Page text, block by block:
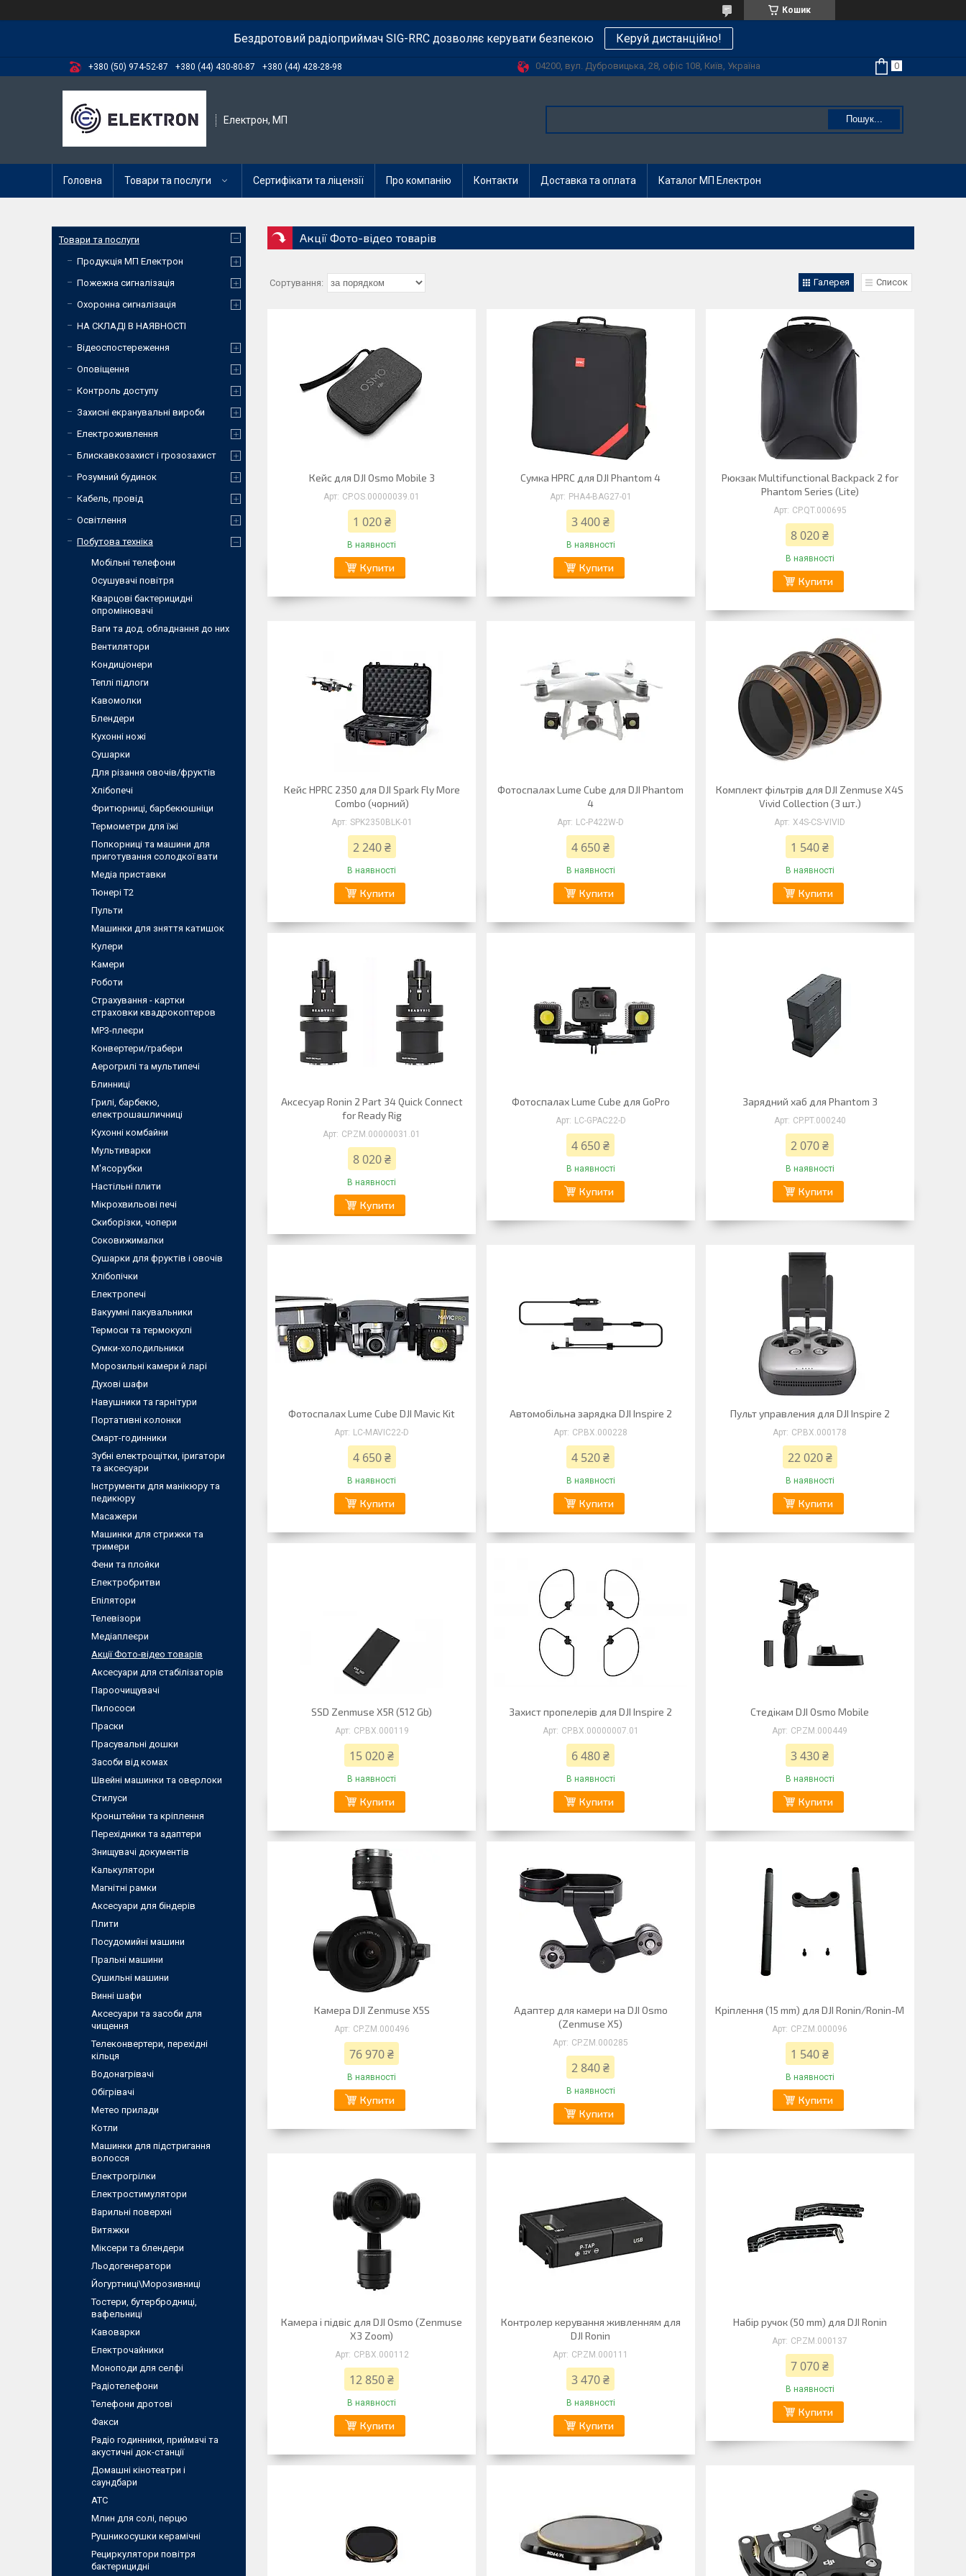
Кошик
Бездротовий радіоприймач SIG-RRC дозволяє керувати безпекою Керуй дистанційно!
+380 (50) 974-52-87 +380 (44) 430-80-87 +380 (44) 428-28-98 04200, вул. Дубровицька, 28, офіс 108, Київ, Україна
Електрон, МП Пошук...
Головна Товари та послуги Сертифікати та ліцензії Про компанію Контакти Доставка та оплата Каталог МП Електрон
Акції Фото-відео товарів
Галерея Список
Кейс для DJI Osmo Mobile 3
CP.OS.00000039.01
1 020 ₴
В наявності
Купити
Сумка HPRC для DJI Phantom 4
PHA4-BAG27-01
3 400 ₴
В наявності
Купити
Рюкзак Multifunctional Backpack 2 for
Phantom Series (Lite)
CP.QT.000695
8 020 ₴
В наявності
Купити
Кейс HPRC 2350 для DJI Spark Fly More
Combo (чорний)
SPK2350BLK-01
2 240 ₴
В наявності
Купити
Фотоспалах Lume Cube для DJI Phantom
4
LC-P422W-D
4 650 ₴
В наявності
Купити
Комплект фільтрів для DJI Zenmuse X4S
Vivid Collection (3 шт.)
X4S-CS-VIVID
1 540 ₴
В наявності
Купити
Аксесуар Ronin 2 Part 34 Quick Connect
for Ready Rig
CP.ZM.00000031.01
8 020 ₴
В наявності
Купити
Фотоспалах Lume Cube для GoPro
LC-GPAC22-D
4 650 ₴
В наявності
Купити
Зарядний хаб для Phantom 3
CP.PT.000240
2 070 ₴
В наявності
Купити
Фотоспалах Lume Cube DJI Mavic Kit
LC-MAVIC22-D
4 650 ₴
В наявності
Купити
Автомобільна зарядка DJI Inspire 2
CP.BX.000228
4 520 ₴
В наявності
Купити
Пульт управления для DJI Inspire 2
CP.BX.000178
22 020 ₴
В наявності
Купити
SSD Zenmuse X5R (512 Gb)
CP.BX.000119
15 020 ₴
В наявності
Купити
Захист пропелерів для DJI Inspire 2
CP.BX.00000007.01
6 480 ₴
В наявності
Купити
Стедікам DJI Osmo Mobile
CP.ZM.000449
3 430 ₴
В наявності
Купити
Камера DJI Zenmuse X5S
CP.ZM.000496
76 970 ₴
В наявності
Купити
Адаптер для камери на DJI Osmo
(Zenmuse X5)
CP.ZM.000285
2 840 ₴
В наявності
Купити
Кріплення (15 mm) для DJI Ronin/Ronin-M
CP.ZM.000096
1 540 ₴
В наявності
Купити
Камера і підвіс для DJI Osmo (Zenmuse
X3 Zoom)
CP.BX.000112
12 850 ₴
В наявності
Купити
Контролер керування живленням для
DJI Ronin
CP.ZM.000111
3 470 ₴
В наявності
Купити
Набір ручок (50 mm) для DJI Ronin
CP.ZM.000137
7 070 ₴
В наявності
Купити
Товари та послуги
Продукція МП Електрон
Пожежна сигналізація
Охоронна сигналізація
НА СКЛАДІ В НАЯВНОСТІ
Відеоспостереження
Оповіщення
Контроль доступу
Захисні екранувальні вироби
Електроживлення
Блискавкозахист і грозозахист
Розумний будинок
Кабель, провід
Освітлення
Побутова техніка
Мобiльнi телефони
Осушувачі повітря
Кварцові бактерицидні
опромінювачі
Ваги та дод. обладнання до них
Вентилятори
Кондиціонери
Теплі підлоги
Кавомолки
Блендери
Кухонні ножі
Сушарки
Для різання овочів/фруктів
Хлібопечі
Фритюрниці, барбекюшнiци
Термометри для їжі
Попкорниці та машини для
приготування солодкої вати
Медіа приставки
Тюнері Т2
Пульти
Машинки для зняття катишок
Кулери
Камери
Роботи
Страхування - картки
страховки квадрокоптеров
MP3-плеєри
Конвертери/грабери
Аерогрилі та мультипечі
Блинниці
Грилі, барбекю,
електрошашличниці
Кухонні комбайни
Мультиварки
М'ясорубки
Настільні плити
Мікрохвильові печі
Скиборізки, чопери
Соковижималки
Сушарки для фруктів і овочів
Хлібопічки
Електропечі
Вакуумні пакувальники
Термоси та термокухлі
Сумки-холодильники
Морозильні камери й ларі
Духові шафи
Навушники та гарнітури
Портативні колонки
Смарт-годинники
Зубні електрощітки, іригатори
та аксесуари
Інструменти для манікюру та
педикюру
Масажери
Машинки для стрижки та
тримери
Фени та плойки
Електробритви
Епілятори
Телевізори
Медіаплеєри
Акції Фото-відео товарів
Аксесуари для стабілізаторів
Пароочищувачі
Пилососи
Праски
Прасувальні дошки
Засоби від комах
Швейні машинки та оверлоки
Стилуси
Кронштейни та кріплення
Перехідники та адаптери
Знищувачі документів
Калькулятори
Магнітні рамки
Аксесуари для біндерів
Плити
Посудомийні машини
Пральні машини
Сушильні машини
Винні шафи
Аксесуари та засоби для
чищення
Телеконвертери, перехідні
кільця
Водонагрівачі
Обігрівачі
Метео прилади
Котли
Машинки для підстригання
волосся
Електрогрілки
Електростимулятори
Варильні поверхні
Витяжки
Міксери та блендери
Льодогенератори
Йогуртниці\Морозивниці
Тостери, бутербродниці,
вафельниці
Кавоварки
Електрочайники
Моноподи для селфі
Радіотелефони
Телефони дротові
Факси
Радіо годинники, приймачі та
акустичні док-станції
Домашні кінотеатри і
саундбари
АТС
Млин для солi, перцю
Рушникосушки керамічні
Рециркулятори повітря
бактерицидні